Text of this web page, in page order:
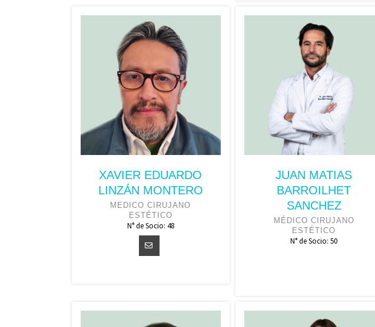
XAVIER EDUARDO
LINZÁN MONTERO
MEDICO CIRUJANO
ESTÉTICO
N° de Socio: 48
JUAN MATIAS
BARROILHET
SANCHEZ
MÉDICO CIRUJANO
ESTÉTICO
N° de Socio: 50